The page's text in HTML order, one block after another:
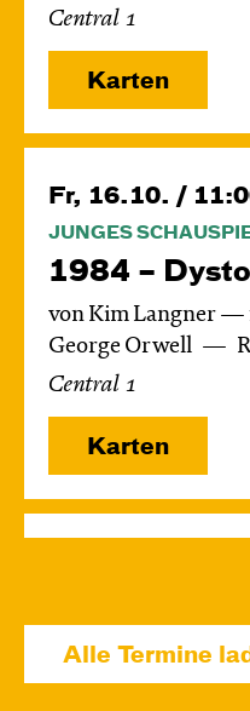
Central 1
Karten
Fr, 16.10. /
JUNGES
1984 –
von Kim Langner —
George Orwell
Central 1
Karten
1984 –
von Kim Langner —
Alle Termine